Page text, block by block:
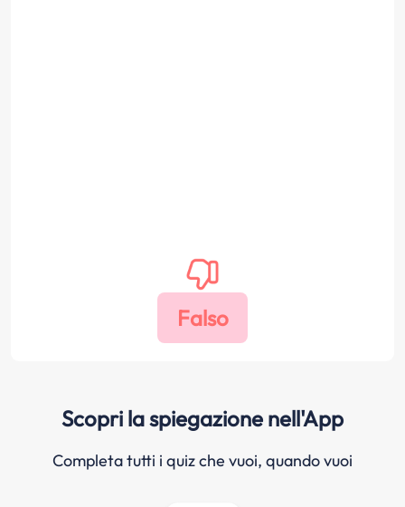
Scopri la spiegazione nell'App
Completa tutti i quiz che vuoi, quando vuoi